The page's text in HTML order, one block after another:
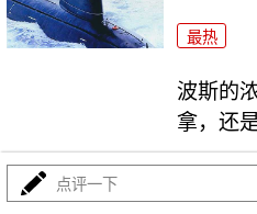
最热
波斯的
拿，还
点评一下